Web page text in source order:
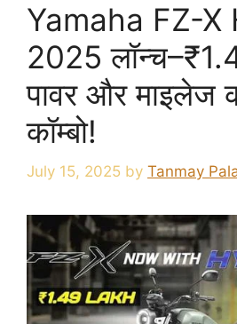
Yamaha FZ-X
2025
पावर और माइलेज
कॉम्बो!
July 15, 2025 by Tanmay